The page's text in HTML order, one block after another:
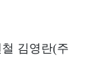
김영란(주